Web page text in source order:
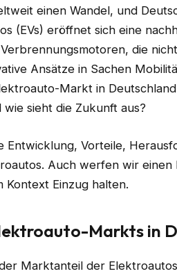
einen Wandel, und
(EVs) eröffnet sich eine
die
Ansätze in Sachen
Markt in
sieht die Zukunft aus?
Entwicklung, Vorteile,
Auch werfen wir einen
Kontext Einzug halten.
Markts in
Marktanteil der